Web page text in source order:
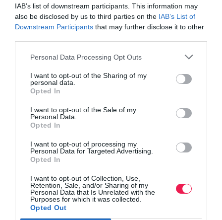
IAB’s list of downstream participants. This information may
also be disclosed by us to third parties on the IAB’s List of
Downstream Participants that may further disclose it to other
Personal Data Processing Opt Outs
I want to opt-out of the Sharing of my
personal data.
Opted In
I want to opt-out of the Sale of my
Personal Data.
Opted In
I want to opt-out of processing my
Personal Data for Targeted Advertising.
Opted In
I want to opt-out of Collection, Use,
Retention, Sale, and/or Sharing of my
Personal Data that Is Unrelated with the
Purposes for which it was collected.
Opted Out
Βρες το RUNNER!